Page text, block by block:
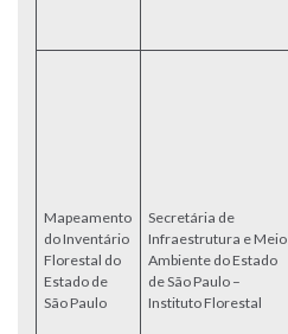
Mapeamento
do Inventário
Florestal do
Estado de
São Paulo
Secretária de
Infraestrutura e Meio
Ambiente do Estado
de São Paulo –
Instituto Florestal